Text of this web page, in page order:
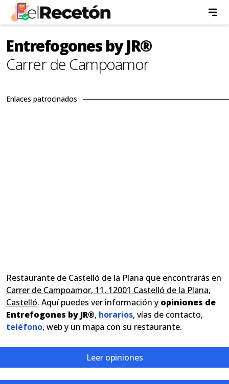
Entrefogones by JR®
Carrer de Campoamor
Enlaces patrocinados
Restaurante de Castelló de la Plana que encontrarás en
Carrer de Campoamor, 11, 12001 Castelló de la Plana,
Castelló. Aquí puedes ver información y opiniones de
Entrefogones by JR®, horarios, vías de contacto,
teléfono, web y un mapa con su restaurante.
Leer opiniones